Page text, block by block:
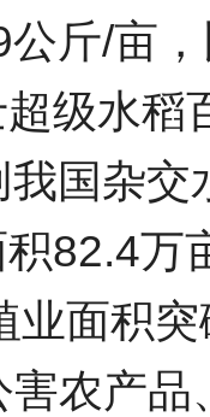
斤/亩
级水稻
国杂
82.4万
业面积
农产